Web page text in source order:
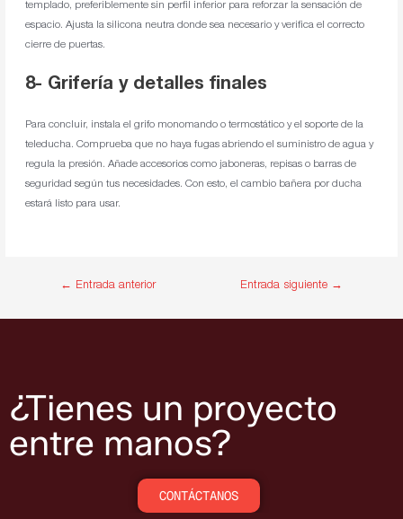
templado, preferiblemente sin perfil inferior para reforzar la sensación de
espacio. Ajusta la silicona neutra donde sea necesario y verifica el correcto
cierre de puertas.
8- Grifería y detalles finales
Para concluir, instala el grifo monomando o termostático y el soporte de la
teleducha. Comprueba que no haya fugas abriendo el suministro de agua y
regula la presión. Añade accesorios como jaboneras, repisas o barras de
seguridad según tus necesidades. Con esto, el cambio bañera por ducha
estará listo para usar.
← Entrada anterior Entrada siguiente →
¿Tienes un proyecto
entre manos?
CONTÁCTANOS